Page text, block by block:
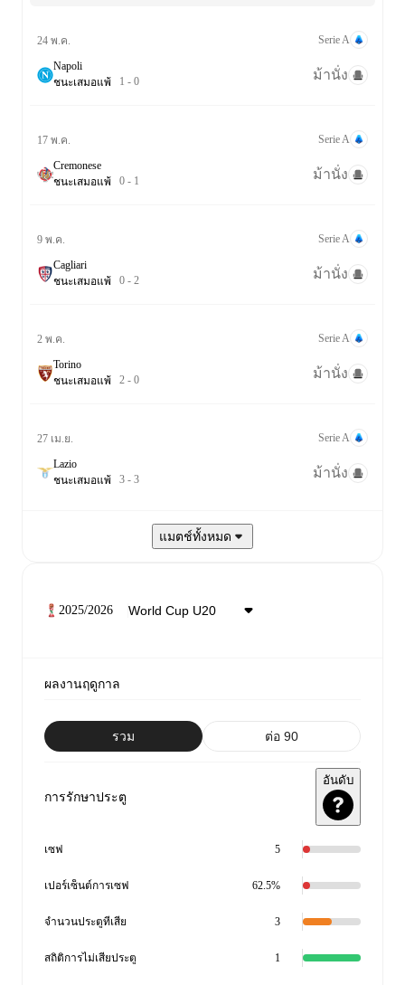
24 พ.ค. Serie A
Napoli
ชนะเสมอแพ้ 1 - 0 ม้านั่ง
17 พ.ค. Serie A
Cremonese
ชนะเสมอแพ้ 0 - 1 ม้านั่ง
9 พ.ค. Serie A
Cagliari
ชนะเสมอแพ้ 0 - 2 ม้านั่ง
2 พ.ค. Serie A
Torino
ชนะเสมอแพ้ 2 - 0 ม้านั่ง
27 เม.ย. Serie A
Lazio
ชนะเสมอแพ้ 3 - 3 ม้านั่ง
แมตช์ทั้งหมด
2025/2026
ผลงานฤดูกาล
รวม ต่อ 90
การรักษาประตู
อันดับ
เซฟ 5
เปอร์เซ็นต์การเซฟ 62.5%
จำนวนประตูที่เสีย 3
สถิติการไม่เสียประตู 1